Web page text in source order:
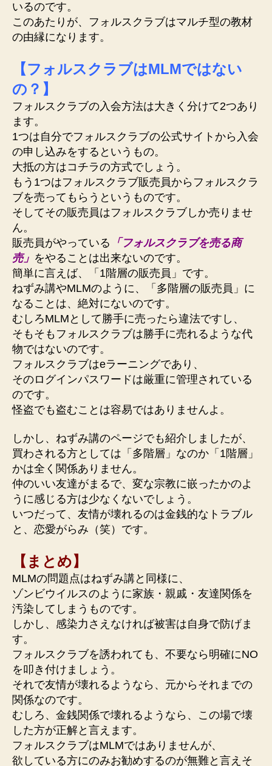
いるのです。
このあたりが、フォルスクラブはマルチ型の教材
の由縁になります。
【フォルスクラブはMLMではない
の？】
フォルスクラブの入会方法は大きく分けて2つあり
ます。
1つは自分でフォルスクラブの公式サイトから入会
の申し込みをするというもの。
大抵の方はコチラの方式でしょう。
もう1つはフォルスクラブ販売員からフォルスクラ
ブを売ってもらうというものです。
そしてその販売員はフォルスクラブしか売りませ
ん。
販売員がやっている 「フォルスクラブを売る商
売」 をやることは出来ないのです。
簡単に言えば、「1階層の販売員」です。
ねずみ講やMLMのように、「多階層の販売員」に
なることは、絶対にないのです。
むしろMLMとして勝手に売ったら違法ですし、
そもそもフォルスクラブは勝手に売れるような代
物ではないのです。
フォルスクラブはeラーニングであり、
そのログインパスワードは厳重に管理されている
のです。
怪盗でも盗むことは容易ではありませんよ。
しかし、ねずみ講のページでも紹介しましたが、
買わされる方としては「多階層」なのか「1階層」
かは全く関係ありません。
仲のいい友達がまるで、変な宗教に嵌ったかのよ
うに感じる方は少なくないでしょう。
いつだって、友情が壊れるのは金銭的なトラブル
と、恋愛がらみ（笑）です。
【まとめ】
MLMの問題点はねずみ講と同様に、
ゾンビウイルスのように家族・親戚・友達関係を
汚染してしまうものです。
しかし、感染力さえなければ被害は自身で防げま
す。
フォルスクラブを誘われても、不要なら明確にNO
を叩き付けましょう。
それで友情が壊れるようなら、元からそれまでの
関係なのです。
むしろ、金銭関係で壊れるようなら、この場で壊
した方が正解と言えます。
フォルスクラブはMLMではありませんが、
欲している方にのみお勧めするのが無難と言えそ